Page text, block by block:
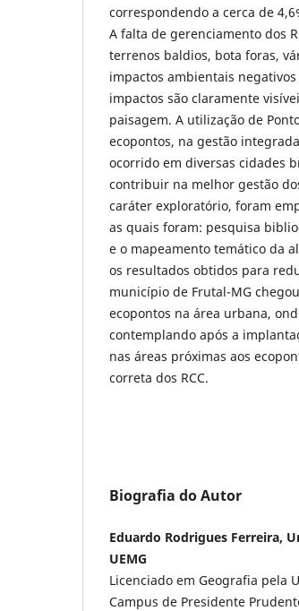
correspondendo a cerca de
A falta de gerenciamento dos
terrenos baldios, bota foras,
impactos ambientais
impactos são claramente
paisagem. A utilização de
ecopontos, na gestão
ocorrido em diversas cidades
contribuir na melhor gestão
caráter exploratório, foram
as quais foram: pesquisa
e o mapeamento temático da
os resultados obtidos para
município de Frutal-MG
ecopontos na área urbana,
contemplando após a
nas áreas próximas aos
correta dos RCC.
Biografia do Autor
Eduardo Rodrigues Ferreira,
UEMG
Licenciado em Geografia pela
Campus de Presidente